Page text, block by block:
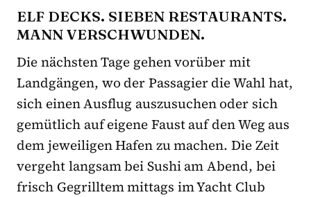
ELF DECKS. SIEBEN RESTAURANTS.
MANN VERSCHWUNDEN.
Die nächsten Tage gehen vorüber mit
Landgängen, wo der Passagier die Wahl hat,
sich einen Ausflug auszusuchen oder sich
gemütlich auf eigene Faust auf den Weg aus
dem jeweiligen Hafen zu machen. Die Zeit
vergeht langsam bei Sushi am Abend, bei
frisch Gegrilltem mittags im Yacht Club